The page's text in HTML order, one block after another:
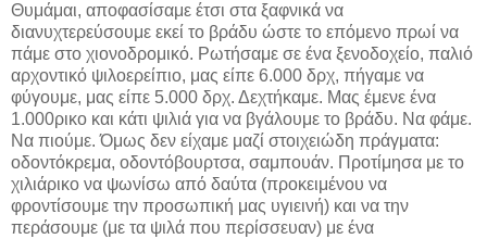
Θυμάμαι, αποφασίσαμε έτσι στα ξαφνικά να
διανυχτερεύσουμε εκεί το βράδυ ώστε το επόμενο πρωί να
πάμε στο χιονοδρομικό. Ρωτήσαμε σε ένα ξενοδοχείο, παλιό
αρχοντικό ψιλοερείπιο, μας είπε 6.000 δρχ, πήγαμε να
φύγουμε, μας είπε 5.000 δρχ. Δεχτήκαμε. Μας έμενε ένα
1.000ρικο και κάτι ψιλιά για να βγάλουμε το βράδυ. Να φάμε.
Να πιούμε. Όμως δεν είχαμε μαζί στοιχειώδη πράγματα:
οδοντόκρεμα, οδοντόβουρτσα, σαμπουάν. Προτίμησα με το
χιλιάρικο να ψωνίσω από δαύτα (προκειμένου να
φροντίσουμε την προσωπική μας υγιεινή) και να την
περάσουμε (με τα ψιλά που περίσσευαν) με ένα